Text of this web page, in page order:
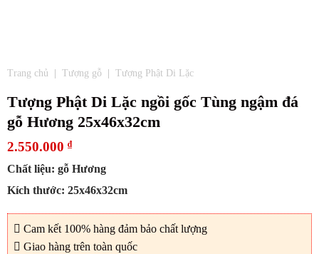
Trang chủ Tượng gỗ Tượng Phật Di Lặc
Tượng Phật Di Lặc ngồi gốc Tùng ngậm đá
gỗ Hương 25x46x32cm
2.550.000 ₫
Chất liệu: gỗ Hương
Kích thước: 25x46x32cm
Cam kết 100% hàng đảm bảo chất lượng
Giao hàng trên toàn quốc